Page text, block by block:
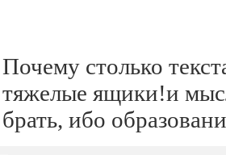
Почему столько
тяжелые ящики!и
брать, ибо